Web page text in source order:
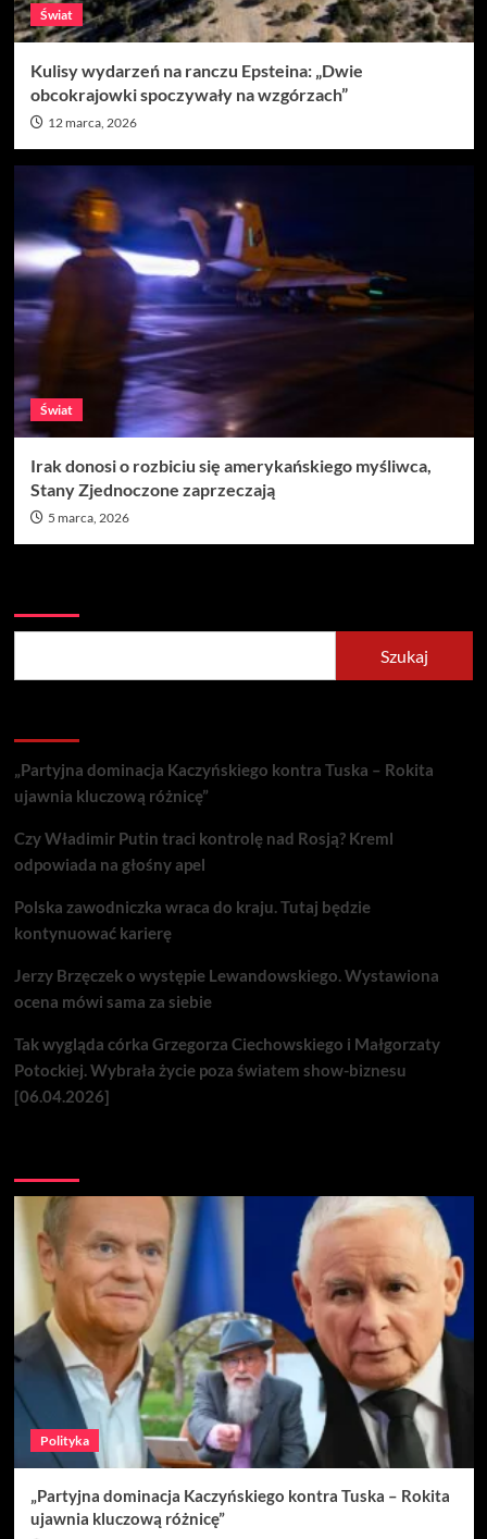
Świat
Kulisy wydarzeń na ranczu Epsteina: „Dwie
obcokrajowki spoczywały na wzgórzach”
12 marca, 2026
Świat
Irak donosi o rozbiciu się amerykańskiego myśliwca,
Stany Zjednoczone zaprzeczają
5 marca, 2026
Szukaj
„Partyjna dominacja Kaczyńskiego kontra Tuska – Rokita
ujawnia kluczową różnicę”
Czy Władimir Putin traci kontrolę nad Rosją? Kreml
odpowiada na głośny apel
Polska zawodniczka wraca do kraju. Tutaj będzie
kontynuować karierę
Jerzy Brzęczek o występie Lewandowskiego. Wystawiona
ocena mówi sama za siebie
Tak wygląda córka Grzegorza Ciechowskiego i Małgorzaty
Potockiej. Wybrała życie poza światem show-biznesu
[06.04.2026]
Polityka
„Partyjna dominacja Kaczyńskiego kontra Tuska – Rokita
ujawnia kluczową różnicę”